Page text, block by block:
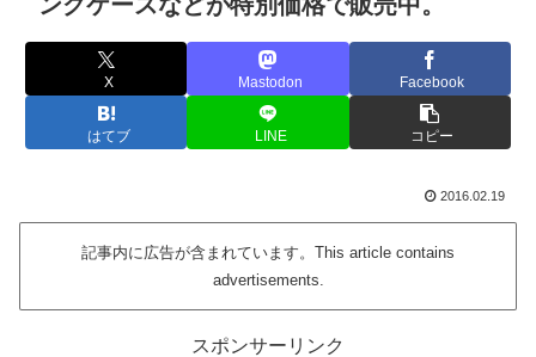
X Mastodon Facebook
はてブ LINE コピー
2016.02.19
記事内に広告が含まれています。This article contains
advertisements.
スポンサーリンク